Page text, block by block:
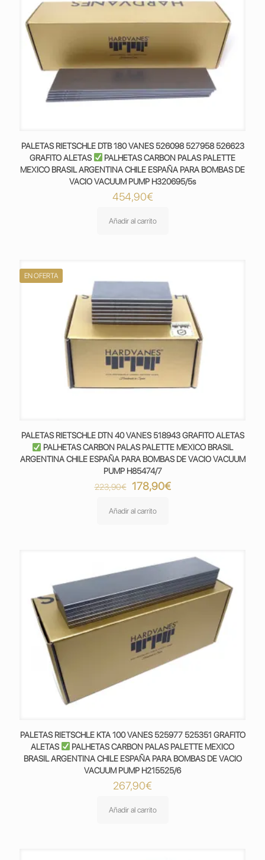
PALETAS RIETSCHLE DTB 180 VANES 526098 527958 526623
GRAFITO ALETAS
PALHETAS CARBON PALAS PALETTE
MEXICO BRASIL ARGENTINA CHILE ESPAÑA PARA BOMBAS DE
VACIO VACUUM PUMP H320695/5s
454,90€
Añadir al carrito
EN OFERTA
PALETAS RIETSCHLE DTN 40 VANES 518943 GRAFITO ALETAS
PALHETAS CARBON PALAS PALETTE MEXICO BRASIL
ARGENTINA CHILE ESPAÑA PARA BOMBAS DE VACIO VACUUM
PUMP H85474/7
223,90€ El
original
178,90€El
Añadir al carrito
PALETAS RIETSCHLE KTA 100 VANES 525977 525351 GRAFITO
ALETAS
PALHETAS CARBON PALAS PALETTE MEXICO
BRASIL ARGENTINA CHILE ESPAÑA PARA BOMBAS DE VACIO
VACUUM PUMP H215525/6
267,90€
Añadir al carrito